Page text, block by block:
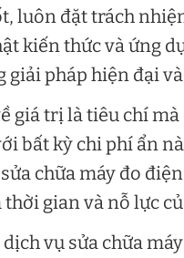
luôn đặt trách
kiến thức và ứng
pháp hiện đại
giá trị là tiêu chí
bất kỳ chi phí ẩn
chữa máy đo
gian và nỗ lực
vụ sửa chữa